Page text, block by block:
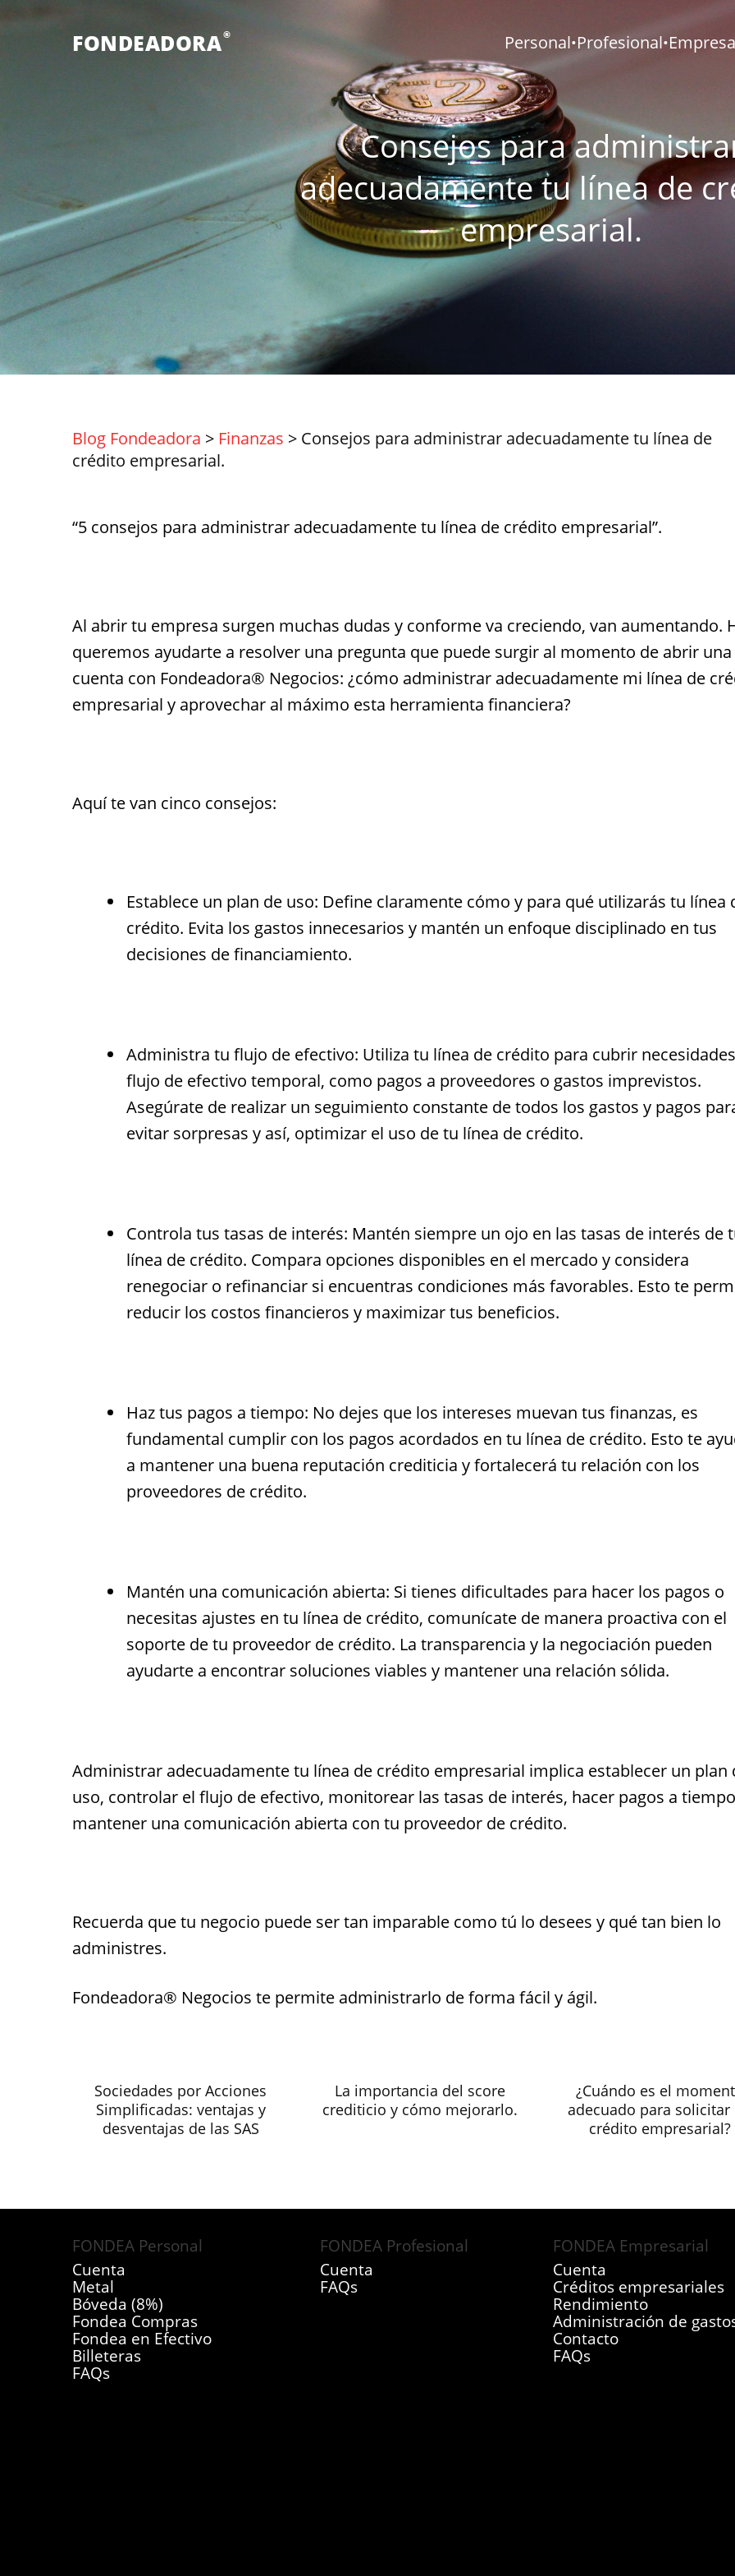
FONDEADORA® Personal•Profesional•
Consejos para
adecuadamente tu línea de
empresarial.
Blog Fondeadora > Finanzas > Consejos para administrar adecuadamente tu línea de
crédito empresarial.
“5 consejos para administrar adecuadamente tu línea de crédito empresarial”.
Al abrir tu empresa surgen muchas dudas y conforme va creciendo, van aumentando.
queremos ayudarte a resolver una pregunta que puede surgir al momento de abrir una
cuenta con Fondeadora® Negocios: ¿cómo administrar adecuadamente mi línea de
empresarial y aprovechar al máximo esta herramienta financiera?
Aquí te van cinco consejos:
Establece un plan de uso: Define claramente cómo y para qué utilizarás tu línea
crédito. Evita los gastos innecesarios y mantén un enfoque disciplinado en tus
decisiones de financiamiento.
Administra tu flujo de efectivo: Utiliza tu línea de crédito para cubrir
flujo de efectivo temporal, como pagos a proveedores o gastos imprevistos.
Asegúrate de realizar un seguimiento constante de todos los gastos y pagos
evitar sorpresas y así, optimizar el uso de tu línea de crédito.
Controla tus tasas de interés: Mantén siempre un ojo en las tasas de interés de
línea de crédito. Compara opciones disponibles en el mercado y considera
renegociar o refinanciar si encuentras condiciones más favorables. Esto te
reducir los costos financieros y maximizar tus beneficios.
Haz tus pagos a tiempo: No dejes que los intereses muevan tus finanzas, es
fundamental cumplir con los pagos acordados en tu línea de crédito. Esto te
a mantener una buena reputación crediticia y fortalecerá tu relación con los
proveedores de crédito.
Mantén una comunicación abierta: Si tienes dificultades para hacer los pagos o
necesitas ajustes en tu línea de crédito, comunícate de manera proactiva con el
soporte de tu proveedor de crédito. La transparencia y la negociación pueden
ayudarte a encontrar soluciones viables y mantener una relación sólida.
Administrar adecuadamente tu línea de crédito empresarial implica establecer un plan
uso, controlar el flujo de efectivo, monitorear las tasas de interés, hacer pagos a
mantener una comunicación abierta con tu proveedor de crédito.
Recuerda que tu negocio puede ser tan imparable como tú lo desees y qué tan bien lo
administres.
Fondeadora® Negocios te permite administrarlo de forma fácil y ágil.
Sociedades por Acciones
Simplificadas: ventajas y
desventajas de las SAS
La importancia del score
crediticio y cómo mejorarlo.
¿Cuándo es el
adecuado para solicitar
crédito empresarial?
FONDEA Personal
Cuenta
Metal
Bóveda (8%)
Fondea Compras
Fondea en Efectivo
Billeteras
FAQs
FONDEA Profesional
Cuenta
FAQs
FONDEA Empresarial
Cuenta
Créditos empresariales
Rendimiento
Administración de
Contacto
FAQs